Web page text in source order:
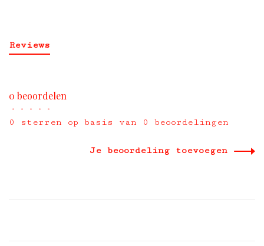
Reviews
0 beoordelen
• • • • •
0 sterren op basis van 0 beoordelingen
Je beoordeling toevoegen